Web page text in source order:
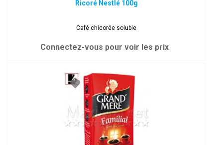
Ricoré Nestlé 100g
Café chicorée soluble
Connectez-vous pour voir les prix